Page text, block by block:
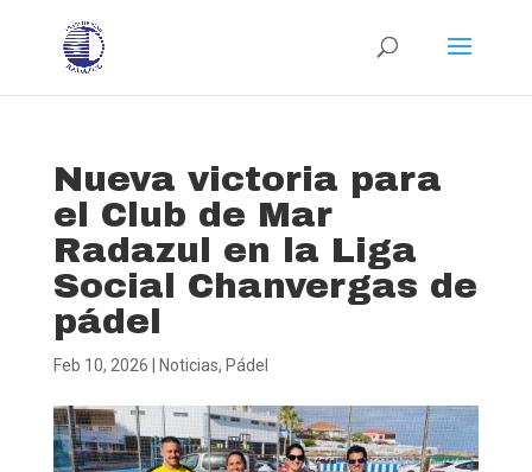
Nueva victoria para
el Club de Mar
Radazul en la Liga
Social Chanvergas de
pádel
Feb 10, 2026 Noticias, Pádel